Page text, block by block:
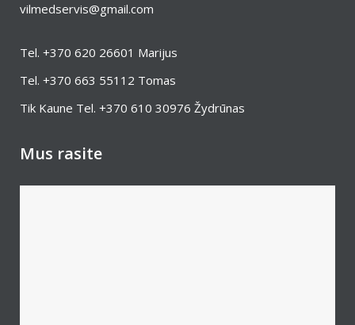
vilmedservis@gmail.com
Tel. +370 620 26601 Marijus
Tel. +370 663 55112 Tomas
Tik Kaune Tel. +370 610 30976 Žydrūnas
Mus rasite